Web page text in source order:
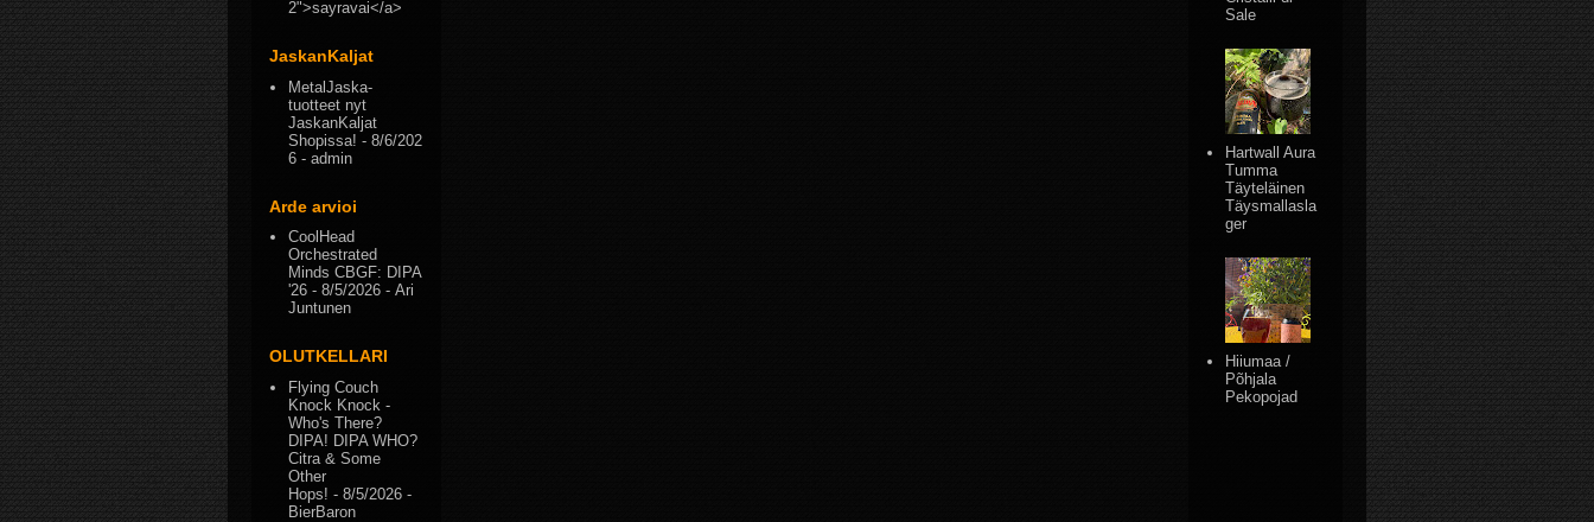
2">sayravai</a>
JaskanKaljat
MetalJaska-
tuotteet nyt
JaskanKaljat
Shopissa! - 8/6/202
6 - admin
Arde arvioi
CoolHead
Orchestrated
Minds CBGF: DIPA
'26 - 8/5/2026 - Ari
Juntunen
OLUTKELLARI
Flying Couch
Knock Knock -
Who's There?
DIPA! DIPA WHO?
Citra & Some
Other
Hops! - 8/5/2026 -
BierBaron
Sale
Hartwall Aura
Tumma
Täyteläinen
Täysmallasla
ger
Hiiumaa /
Põhjala
Pekopojad